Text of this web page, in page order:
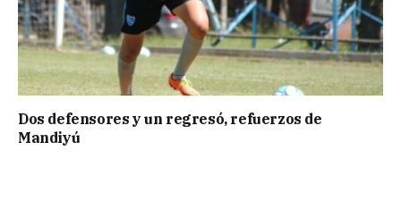
Dos defensores y un regresó, refuerzos de
Mandiyú